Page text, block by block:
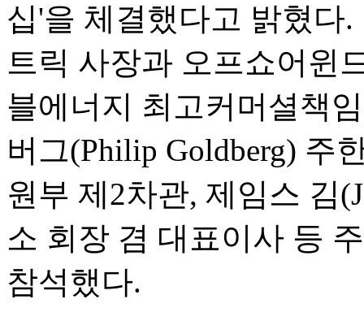
십'을 체결했다고 밝혔다
트릭 사장과 오프쇼어윈
블에너지 최고커머셜책
버그(Philip Goldberg) 주
원부 제2차관, 제임스 김
소 회장 겸 대표이사 등
참석했다.